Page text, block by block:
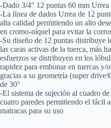
-Dado 3/4″ 12 puntas 60 mm Urrea
-La línea de dados Urrea de 12
alta calidad permitiendo un alto
en cromo-níquel para evitar la
-Su diseño de 12 puntas distribuye
las caras activas de la tuerca, más
esfuerzos se distribuyen en los
rapidez para embonar en tuercas
gracias a su geometría (super
de 30°
-El sistema de sujeción al cuadro
cuatro paredes permitiendo el fácil
matracas para su uso